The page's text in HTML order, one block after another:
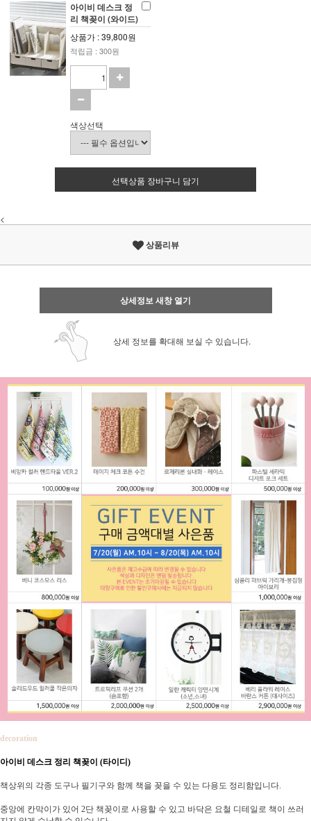
아이비 데스크 정
리 책꽂이 (와이드)
상품가 : 39,800원
적립금 : 300원
색상선택
선택상품 장바구니 담기
<
상품리뷰
상세정보 새창 열기
상세 정보를 확대해 보실 수 있습니다.
decoration
아이비 데스크 정리 책꽂이 (타이디)
책상위의 각종 도구나 필기구와 함께 책을 꽂을 수 있는 다용도 정리함입니다.
중앙에 칸막이가 있어 2단 책꽂이로 사용할 수 있고 바닥은 요철 디테일로 책이 쓰러